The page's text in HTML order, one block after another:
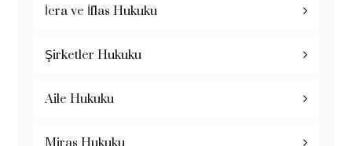
İcra ve İflas Hukuku
Şirketler Hukuku
Aile Hukuku
Miras Hukuku